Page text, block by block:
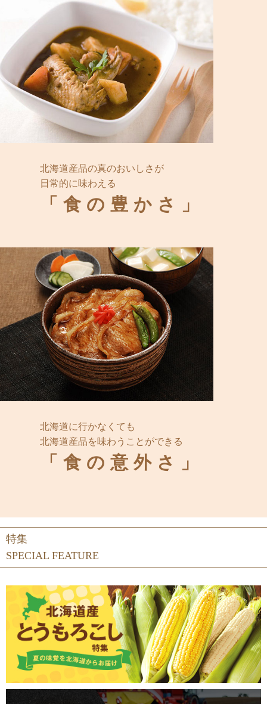
北海道産品の真のおいしさが
日常的に味わえる
「食の豊かさ」
北海道に行かなくても
北海道産品を味わうことができる
「食の意外さ」
SPECIAL FEATURE
特集